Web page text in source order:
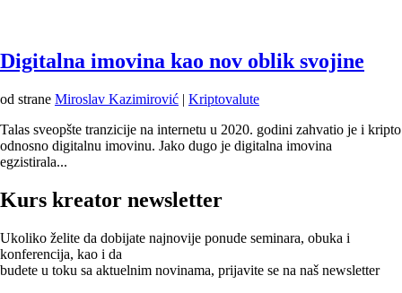
Digitalna imovina kao nov oblik svojine
od strane Miroslav Kazimirović | Kriptovalute
Talas sveopšte tranzicije na internetu u 2020. godini zahvatio je i kripto
odnosno digitalnu imovinu. Jako dugo je digitalna imovina
egzistirala...
Kurs kreator newsletter
Ukoliko želite da dobijate najnovije ponude seminara, obuka i
konferencija, kao i da
budete u toku sa aktuelnim novinama, prijavite se na naš newsletter